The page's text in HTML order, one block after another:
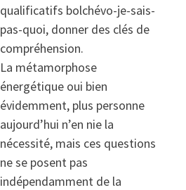
qualificatifs bolchévo-je-sais-
pas-quoi, donner des clés de
compréhension.
La métamorphose
énergétique oui bien
évidemment, plus personne
aujourd’hui n’en nie la
nécessité, mais ces questions
ne se posent pas
indépendamment de la